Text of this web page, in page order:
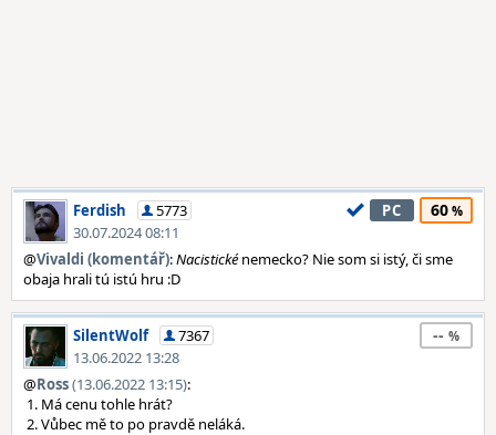
Ferdish
5773
30.07.2024 08:11
PC 60
@Vivaldi (komentář):Nacistickénemecko? Nie som si istý, či sme
obaja hrali tú istú hru :D
SilentWolf
7367
13.06.2022 13:28
--
@Ross(13.06.2022 13:15):
1. Má cenu tohle hrát?
2. Vůbec mě to po pravdě neláká.